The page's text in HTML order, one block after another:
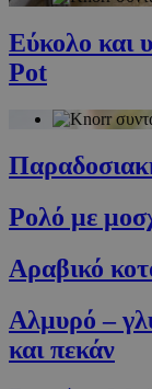
Εύκολο και
Pot
Ρολό με
Αραβικό
Αλμυρό –
και πεκάν